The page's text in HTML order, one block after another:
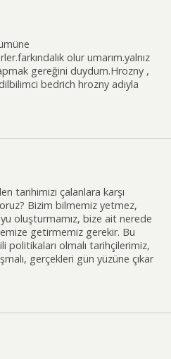
olur umarım.yalnız
gereğini duydum.Hrozny ,
bedrich hrozny adıyla
tarihimizi çalanlara karşı
Bizim bilmemiz yetmez,
oluşturmamız, bize ait nerede
getirmemiz gerekir. Bu
politikaları olmalı tarihçilerimiz,
gerçekleri gün yüzüne çıkar